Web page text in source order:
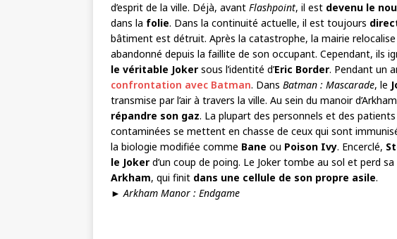
d’esprit de la ville. Déjà, avant Flashpoint, il est devenu le
dans la folie. Dans la continuité actuelle, il est toujours
bâtiment est détruit. Après la catastrophe, la mairie relocalise
abandonné depuis la faillite de son occupant. Cependant, ils
le véritable Joker sous l’identité d’Eric Border. Pendant un
confrontation avec Batman. Dans Batman : Mascarade, le
transmise par l’air à travers la ville. Au sein du manoir
répandre son gaz. La plupart des personnels et des
contaminées se mettent en chasse de ceux qui sont
la biologie modifiée comme Bane ou Poison Ivy. Encerclé,
le Joker d’un coup de poing. Le Joker tombe au sol et perd sa
Arkham, qui finit dans une cellule de son propre asile.
►Arkham Manor : Endgame